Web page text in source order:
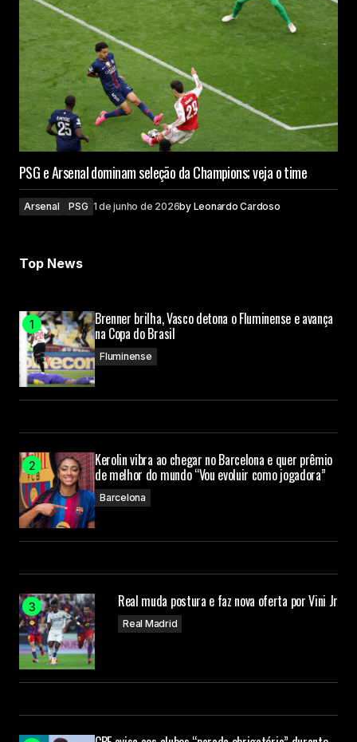
PSG e Arsenal dominam seleção da Champions; veja o time
Arsenal PSG 1 de junho de 2026by Leonardo Cardoso
Top News
Brenner brilha, Vasco detona o Fluminense e avança
na Copa do Brasil
Fluminense
Kerolin vibra ao chegar no Barcelona e quer prêmio
de melhor do mundo “Vou evoluir como jogadora”
Barcelona
Real muda postura e faz nova oferta por Vini Jr
Real Madrid